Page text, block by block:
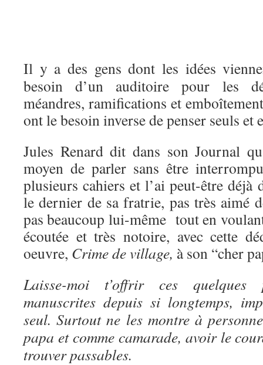
Il y a des gens dont les idées
besoin d’un auditoire pour les
méandres, ramifications et
ont le besoin inverse de penser seuls et
Jules Renard dit dans son Journal
moyen de parler sans être
plusieurs cahiers et l’ai peut-être
le dernier de sa fratrie, pas très aimé
pas beaucoup lui-même tout en
écoutée et très notoire, avec cette
oeuvre, Crime de village, à son “cher
Laisse-moi t’offrir ces quelques
manuscrites depuis si longtemps,
seul. Surtout ne les montre à
papa et comme camarade, avoir le
trouver passables.